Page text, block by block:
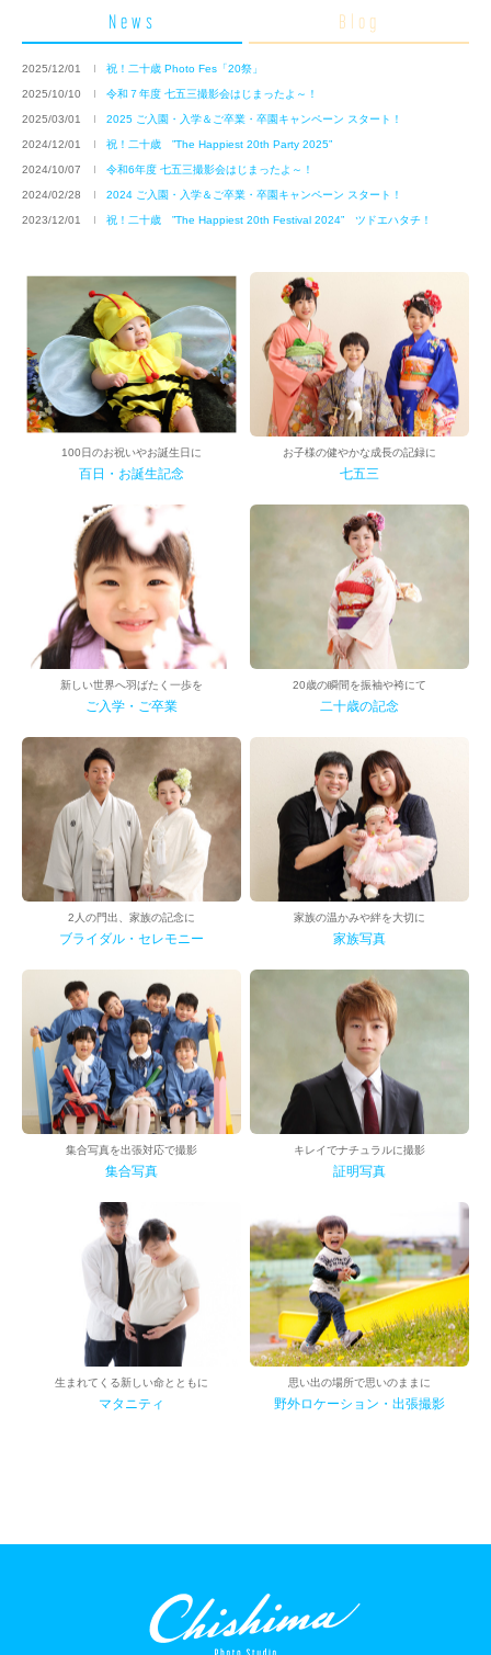
News Blog
2025/12/01 祝！二十歳 Photo Fes「20祭」
2025/10/10 令和７年度 七五三撮影会はじまったよ～！
2025/03/01 2025 ご入園・入学＆ご卒業・卒園キャンペーン スタート！
2024/12/01 祝！二十歳 ”The Happiest 20th Party 2025”
2024/10/07 令和6年度 七五三撮影会はじまったよ～！
2024/02/28 2024 ご入園・入学＆ご卒業・卒園キャンペーン スタート！
2023/12/01 祝！二十歳 ”The Happiest 20th Festival 2024” ツドエハタチ！
100日のお祝いやお誕生日に
百日・お誕生記念
お子様の健やかな成長の記録に
七五三
新しい世界へ羽ばたく一歩を
ご入学・ご卒業
20歳の瞬間を振袖や袴にて
二十歳の記念
2人の門出、家族の記念に
ブライダル・セレモニー
家族の温かみや絆を大切に
家族写真
集合写真を出張対応で撮影
集合写真
キレイでナチュラルに撮影
証明写真
生まれてくる新しい命とともに
マタニティ
思い出の場所で思いのままに
野外ロケーション・出張撮影